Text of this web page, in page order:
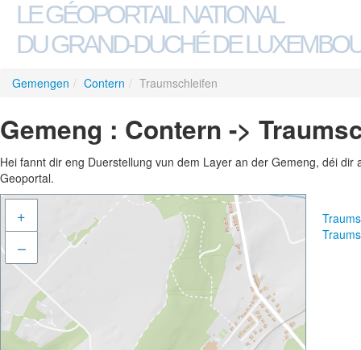
LE GÉOPORTAIL NATIONAL
DU GRAND-DUCHÉ DE
Gemengen / Contern / Traumschleifen
Gemeng : Contern ->
Hei fannt dir eng Duerstellung vun dem Layer an der Gemeng, déi
Geoportal.
+
–